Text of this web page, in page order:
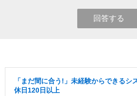
回答する
「まだ間に合う!」未経験からできるシ
休日120日以上